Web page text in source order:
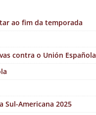
ao fim da temporada
contra o Unión Española
Sul-Americana 2025